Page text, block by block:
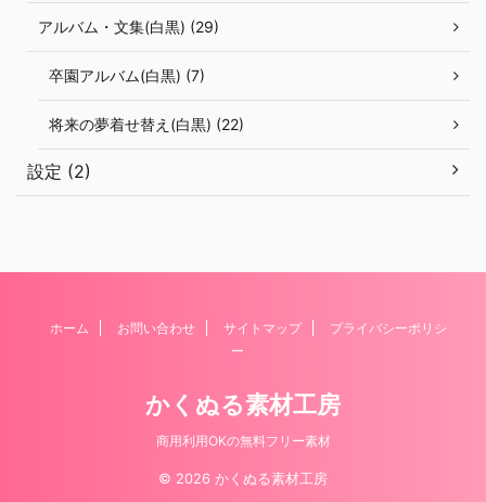
アルバム・文集(白黒) (29)
卒園アルバム(白黒) (7)
将来の夢着せ替え(白黒) (22)
設定 (2)
ホーム お問い合わせ サイトマップ
プライバシーポリシ
ー
かくぬる素材工房
商用利用OKの無料フリー素材
© 2026 かくぬる素材工房